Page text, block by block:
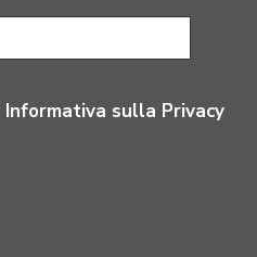
Informativa sulla Privacy